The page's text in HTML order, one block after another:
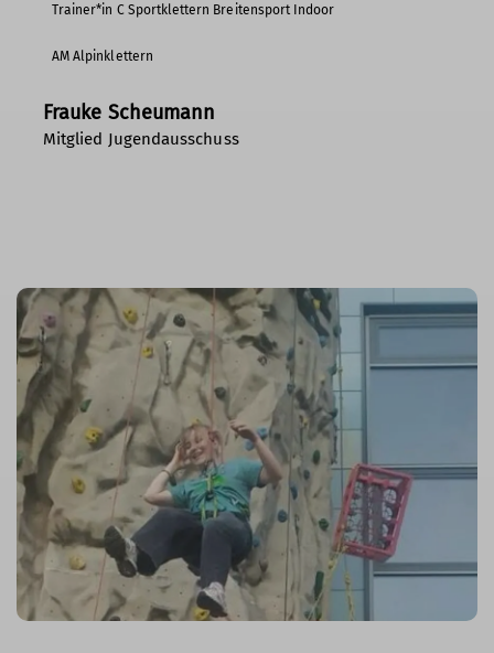
Trainer*in C Sportklettern Breitensport Indoor
AM Alpinklettern
Frauke Scheumann
Mitglied Jugendausschuss